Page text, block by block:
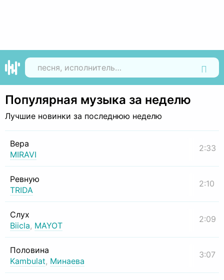
Популярная музыка за неделю
Лучшие новинки за последнюю неделю
Вера
MIRAVI
2:33
Ревную
TRIDA
2:10
Слух
Biicla, MAYOT
2:09
Половина
Kambulat, Минаева
3:07